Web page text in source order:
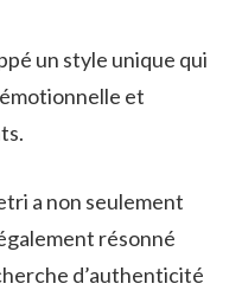
un style unique qui
et
a non seulement
résonné
d’authenticité